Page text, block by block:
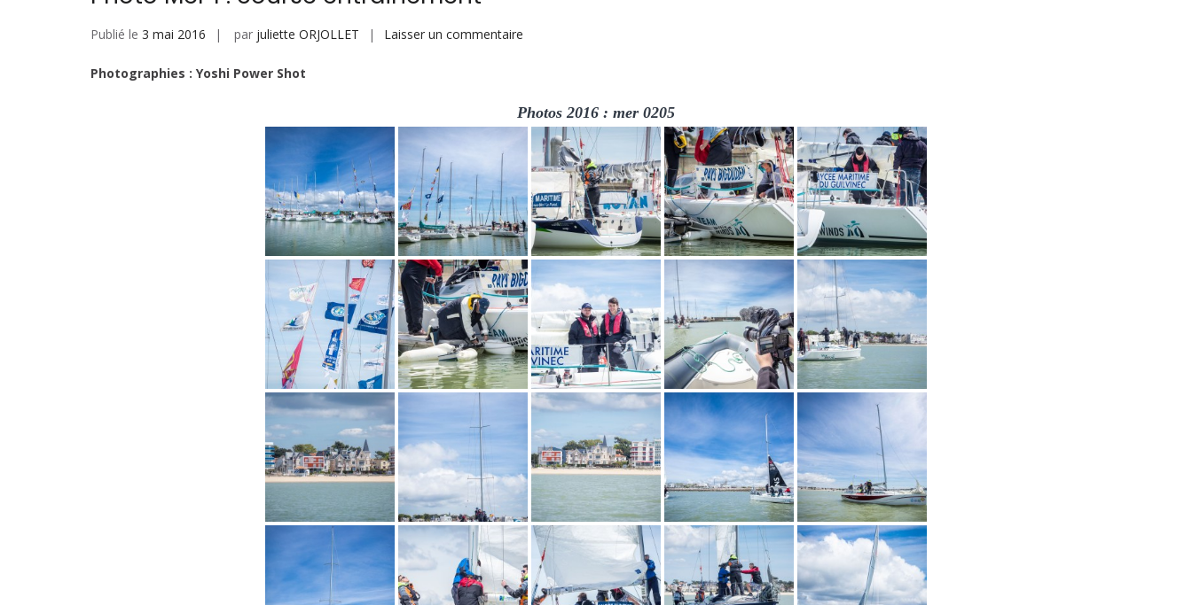
Publié le 3 mai 2016 par juliette ORJOLLET Laisser un commentaire
:
course
entraînement
Photographies : Yoshi Power Shot
Photos 2016 : mer 0205